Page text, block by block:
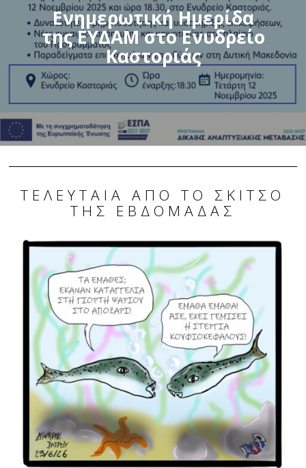
Ενημερωτική Ημερίδα
της ΕΥΔΑΜ στο Ενυδρείο
Καστοριάς
ΤΕΛΕΥΤΑΊΑ ΑΠΌ ΤΟ ΣΚΙΤΣΟ
ΤΗΣ ΕΒΔΟΜΑΔΑΣ